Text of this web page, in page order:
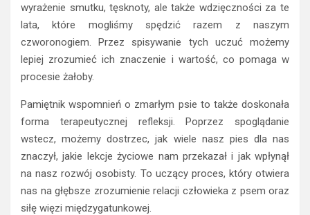
wyrażenie smutku, tęsknoty, ale także wdzięczności za te
lata, które mogliśmy spędzić razem z naszym
czworonogiem. Przez spisywanie tych uczuć możemy
lepiej zrozumieć ich znaczenie i wartość, co pomaga w
procesie żałoby.
Pamiętnik wspomnień o zmarłym psie to także doskonała
forma terapeutycznej refleksji. Poprzez spoglądanie
wstecz, możemy dostrzec, jak wiele nasz pies dla nas
znaczył, jakie lekcje życiowe nam przekazał i jak wpłynął
na nasz rozwój osobisty. To uczący proces, który otwiera
nas na głębsze zrozumienie relacji człowieka z psem oraz
siłę więzi międzygatunkowej.